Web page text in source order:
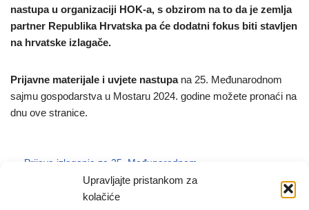
Upravljajte pristankom za
kolačiće
nastupa u organizaciji HOK-a, s obzirom na to da je zemlja
partner Republika Hrvatska pa će dodatni fokus biti stavljen
na hrvatske izlagače.
Prijavne materijale i uvjete nastupana 25. Međunarodnom
sajmu gospodarstva u Mostaru 2024. godine možete pronaći na
dnu ove stranice.
Prijava izlaganja za 25. Međunarodnom
sajamu gospodarstva u Mostaru 2024_članovi